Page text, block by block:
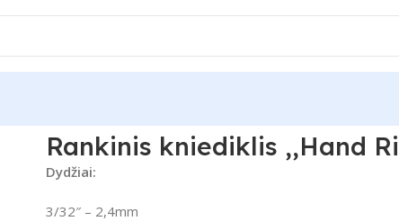
Rankinis kniediklis ,,Hand
Dydžiai:
3/32″ – 2,4mm